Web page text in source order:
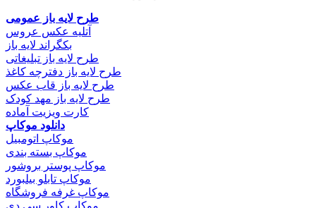
طرح لایه باز عمومی
آتلیه عکس عروس
بکگراند لایه باز
طرح لایه باز تبلیغاتی
طرح لایه باز دفترچه کاغذ
طرح لایه باز قاب عکس
طرح لایه باز مهد کودک
کارت ویزیت آماده
دانلود موکاپ
موکاپ اتومبیل
موکاپ بسته بندی
موکاپ پوستر بروشور
موکاپ تابلو بیلبورد
موکاپ غرفه فروشگاه
موکاپ کاور سی دی